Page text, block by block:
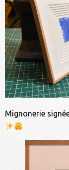
Mignonerie